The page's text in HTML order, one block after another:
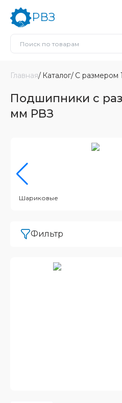
РВЗ
Главная Каталог С размером
Подшипники с
мм РВЗ
Шариковые
Фильтр